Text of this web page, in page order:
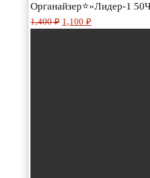
Органайзер⭐»Лидер-1
1,400₽ Первоначальная
цена
1,100 ₽цена: